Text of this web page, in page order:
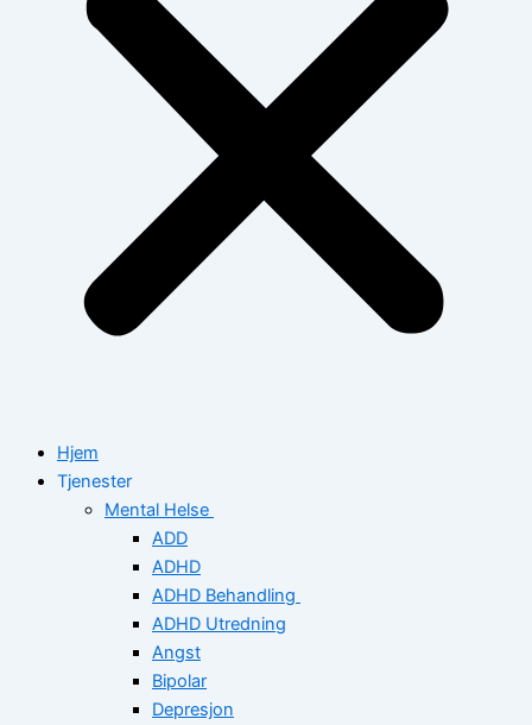
Hjem
Tjenester
Mental Helse
ADD
ADHD
ADHD Behandling
ADHD Utredning
Angst
Bipolar
Depresjon